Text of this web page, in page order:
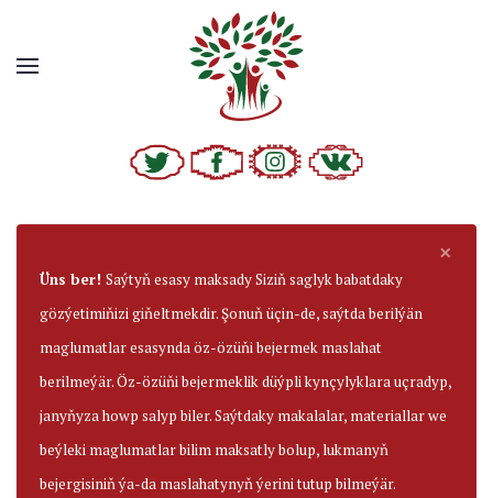
×
Üns ber! Saýtyň esasy maksady Siziň saglyk babatdaky
gözýetimiňizi giňeltmekdir. Şonuň üçin-de, saýtda berilýän
maglumatlar esasynda öz-özüňi bejermek maslahat
berilmeýär. Öz-özüňi bejermeklik düýpli kynçylyklara uçradyp,
janyňyza howp salyp biler. Saýtdaky makalalar, materiallar we
beýleki maglumatlar bilim maksatly bolup, lukmanyň
bejergisiniň ýa-da maslahatynyň ýerini tutup bilmeýär.